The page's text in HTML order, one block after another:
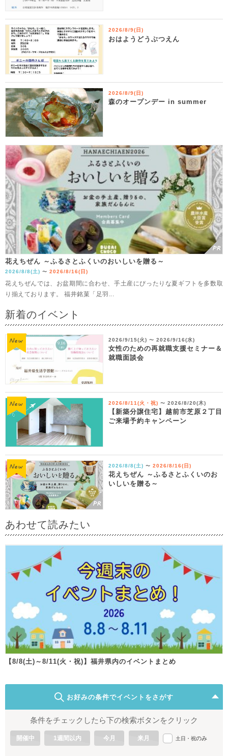
2026/8/9(日)
おはようどうぶつえん
2026/8/9(日)
森のオープンデー in summer
花えちぜん ～ふるさとふくいのおいしいを贈る～
2026/8/8(土) 〜 2026/8/16(日)
花えちぜんでは、お盆期間に合わせ、手土産にぴったりな夏ギフトを多数取
り揃えております。 福井銘菓「足羽...
新着のイベント
2026/9/15(火) 〜 2026/9/16(水)
女性のための再就職支援セミナー＆
就職面談会
2026/8/11(火・祝) 〜 2026/8/20(木)
【新築分譲住宅】越前市芝原２丁目
ご来場予約キャンペーン
2026/8/8(土) 〜 2026/8/16(日)
花えちぜん ～ふるさとふくいのお
いしいを贈る～
あわせて読みたい
【8/8(土)～8/11(火・祝)】福井県内のイベントまとめ
お好みの条件でイベントをさがす
条件をチェックしたら下の検索ボタンをクリック
開催中 1週間以内 今月 来月 土日・祝のみ